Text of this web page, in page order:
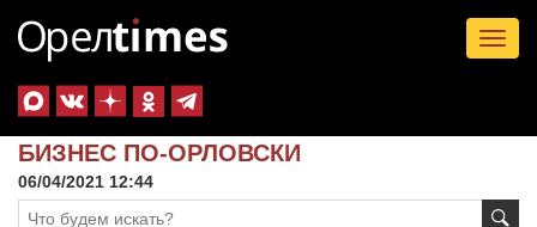
БИЗНЕС ПО-ОРЛОВСКИ
06/04/2021 12:44